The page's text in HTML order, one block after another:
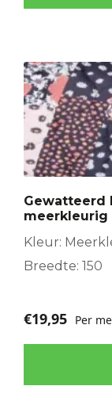
Gewatteerd
meerkleurig
Kleur:
Breedte: 150
€19,95 Per